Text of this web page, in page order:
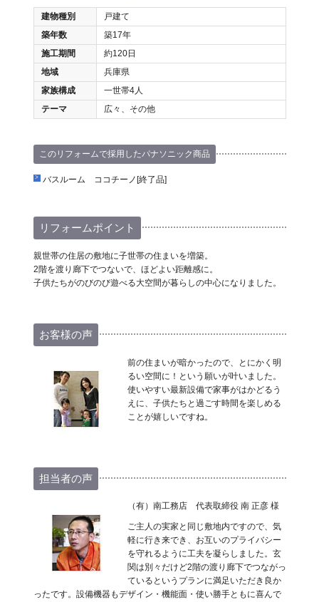
建物種別
戸建て
築年数
築17年
施工期間
約120日
地域
兵庫県
家族構成
一世帯4人
テーマ
広々、その他
このリフォームで採用したパナソニック商品
バスルーム ココチーノ[終了品]
リフォームポイント
親世帯の住居の敷地に子世帯の住まいを増築。
2階を渡り廊下でつないで、ほどよい距離感に。
子供たちがのびのび遊べる大空間が暮らしの中心になりました。
お客様の声
前の住まいが暗かったので、とにかく明
るい空間に！という願いが叶いました。
使いやすい最新設備で家事がはかどるう
えに、子供たちと過ごす時間を楽しめる
ことが嬉しいですね。
担当者の声
（有）南工務店 代表取締役 南 正彦 様
ご主人の実家と同じ敷地内ですので、気
軽に行き来でき、お互いのプライバシー
を守れるように工夫を凝らしました。玄
関は別々だけど2階の渡り廊下でつながっ
ているというプランに満足いただき良か
ったです。設備機器もデザイン・機能面・使い勝手ともに喜んで